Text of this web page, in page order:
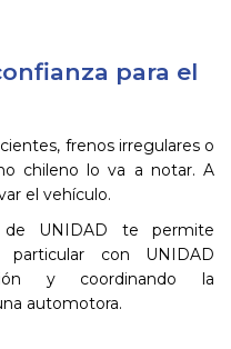
para el
frenos irregulares o
chileno lo va a notar. A
el vehículo.
de UNIDAD te permite
con UNIDAD
y coordinando la
automotora.